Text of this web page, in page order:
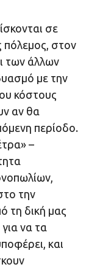
σε
πόλεμος, στον
των άλλων
με την
κόστους
αν θα
περίοδο.
–
την
τη δική μας
να τα
και